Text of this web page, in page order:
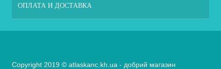
ОПЛАТА И ДОСТАВКА
Copyright 2019 © atlaskanc.kh.ua - добрий магазин